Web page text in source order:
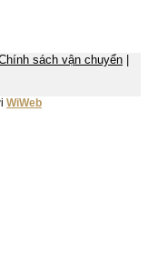
sách vận chuyển
WiWeb